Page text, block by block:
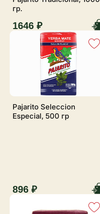
гр.
1646 ₽
Pajarito Seleccion
Especial, 500 гр
896 ₽